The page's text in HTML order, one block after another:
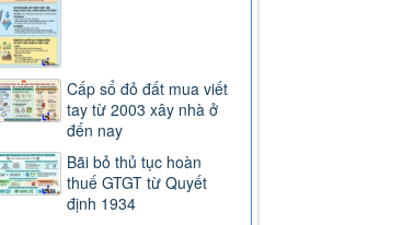
Cấp sổ đỏ đất mua viết
tay từ 2003 xây nhà ở
đến nay
Bãi bỏ thủ tục hoàn
thuế GTGT từ Quyết
định 1934